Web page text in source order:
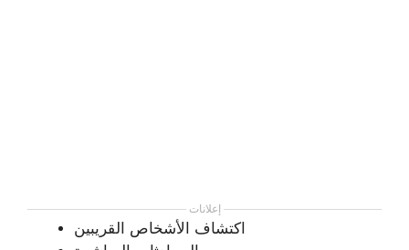
إعلانات
اكتشاف الأشخاص القريبين